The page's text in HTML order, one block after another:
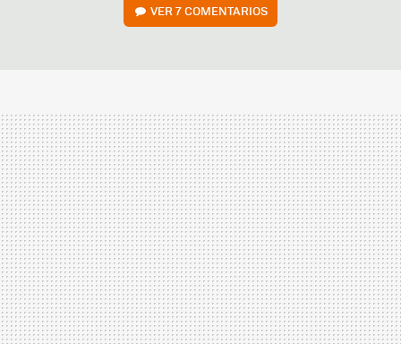
VER7 COMENTARIOS